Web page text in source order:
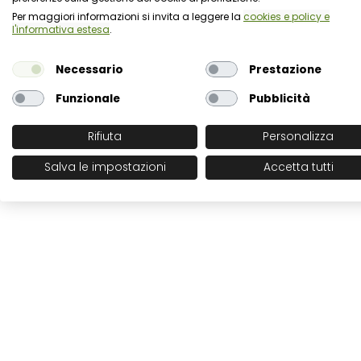
Protezione dei dati personali e uso dei
Per maggiori informazioni si invita a leggere la cookies e policy e
l'informativa estesa.
Necessario
Prestazione
Funzionale
Pubblicità
Rifiuta
Personalizza
Salva le impostazioni
Accetta tutti